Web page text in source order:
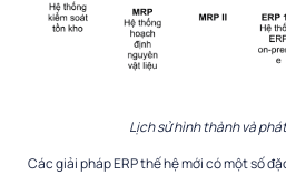
Lịch sử hình thành và
Các giải pháp ERP thế hệ mới có một số